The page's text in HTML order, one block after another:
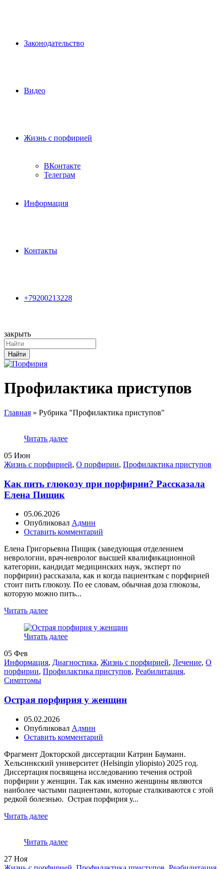
Законодательство
Видео
Жизнь с порфирией
ВКонтакте
Телеграм
Информация
Контакты
+79200213228
закрыть
Search
for:Найти
Профилактика приступов
Главная » Рубрика "Профилактика приступов"
Читать далее
05 Июн
Жизнь с порфирией, О порфирии, Профилактика приступов
Как пить глюкозу при порфирии? Рассказала
Елена Пищик
05.06.2026
Опубликовал Админ
Оставить комментарий
Елена Григорьевна Пищик (заведующая отделением
неврологии, врач-невролог высшей квалификационной
категории, кандидат медицинских наук, эксперт по
порфирии) рассказала, как и когда пациенткам с порфирией
стоит пить глюкозу. По ее словам, обычная доза глюкозы,
которую можно пить...
Читать далее
Читать далее
05 Фев
Информация, Диагностика, Жизнь с порфирией, Лечение, О
порфирии, Профилактика приступов, Реабилитация,
Симптомы
Острая порфирия у женщин
05.02.2026
Опубликовал Админ
Оставить комментарий
Фрагмент Докторской диссертации Катрин Бауманн.
Хельсинкский университет (Helsingin yliopisto) 2025 год.
Диссертация посвящена исследованию течения острой
порфирии у женщин. Так как именно женщины являются
наиболее частыми пациентами, которые сталкиваются с этой
редкой болезнью. Острая порфирия у...
Читать далее
Читать далее
27 Ноя